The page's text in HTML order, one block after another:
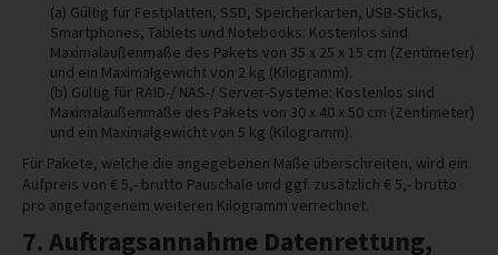
(a) Gültig für Festplatten, SSD, Speicherkarten, USB-Sticks,
Smartphones, Tablets und Notebooks: Kostenlos sind
Maximalaußenmaße des Pakets von 35 x 25 x 15 cm (Zentimeter)
und ein Maximalgewicht von 2 kg (Kilogramm).
(b) Gültig für RAID-/ NAS-/ Server-Systeme: Kostenlos sind
Maximalaußenmaße des Pakets von 30 x 40 x 50 cm (Zentimeter)
und ein Maximalgewicht von 5 kg (Kilogramm).
Für Pakete, welche die angegebenen Maße überschreiten, wird ein
Aufpreis von € 5,- brutto Pauschale und ggf. zusätzlich € 5,- brutto
pro angefangenem weiteren Kilogramm verrechnet.
7. Auftragsannahme Datenrettung,